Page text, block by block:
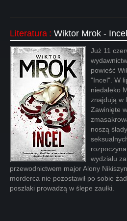
Literatura : Wiktor Mrok - Incel
Już 11
powieść
"Incel". W
niedaleko
znajdują w
Zawinięte
noszą
wydziału
przewodnictwem major Alony
morderca nie pozostawił po sobie
poszlaki prowadzą w ślepe zaułki.